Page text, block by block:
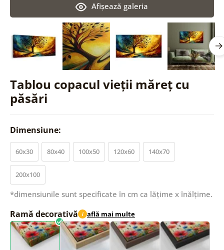
Tablou copacul vieții măreț cu
păsări
Afişează galeria
Dimensiune:
60x30 80x40 100x50 120x60 140x70
200x100
*dimensiunile sunt specificate în cm ca lățime x înălțime.
Ramă decorativă i află mai multe